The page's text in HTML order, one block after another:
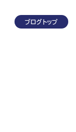
ブログトップ